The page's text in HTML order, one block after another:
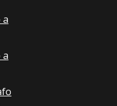
a
a